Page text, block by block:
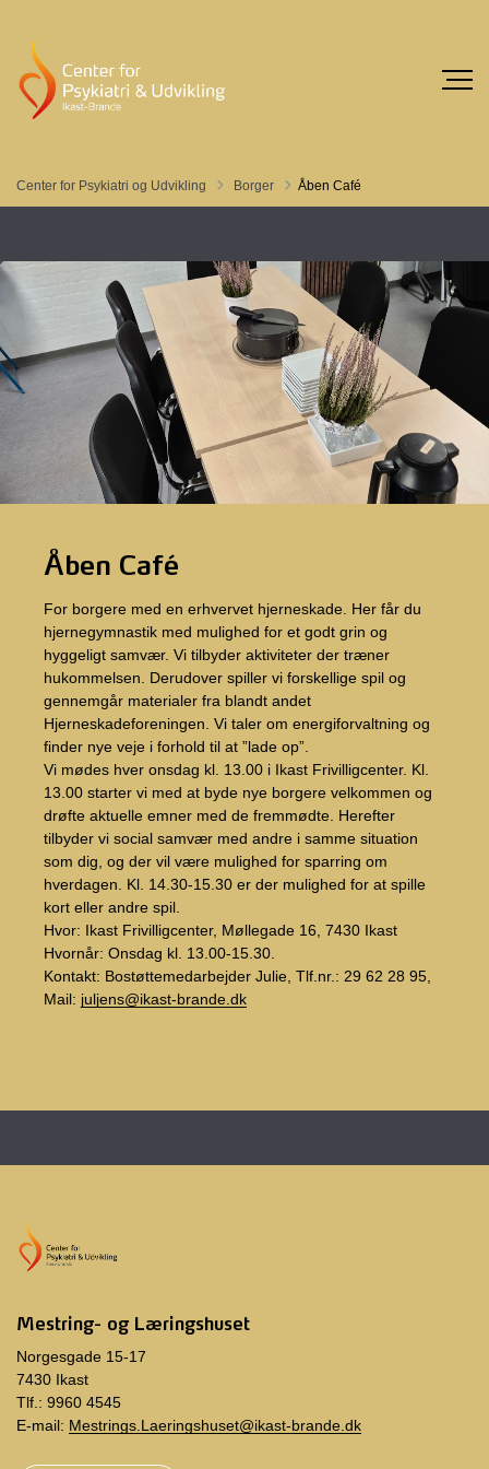
Center for Psykiatri og Udvikling Tilbage til
Borger Åben Café
Åben Café
For borgere med en erhvervet hjerneskade. Her får du
hjernegymnastik med mulighed for et godt grin og
hyggeligt samvær. Vi tilbyder aktiviteter der træner
hukommelsen. Derudover spiller vi forskellige spil og
gennemgår materialer fra blandt andet
Hjerneskadeforeningen. Vi taler om energiforvaltning og
finder nye veje i forhold til at ”lade op”.
Vi mødes hver onsdag kl. 13.00 i Ikast Frivilligcenter. Kl.
13.00 starter vi med at byde nye borgere velkommen og
drøfte aktuelle emner med de fremmødte. Herefter
tilbyder vi social samvær med andre i samme situation
som dig, og der vil være mulighed for sparring om
hverdagen. Kl. 14.30-15.30 er der mulighed for at spille
kort eller andre spil.
Hvor: Ikast Frivilligcenter, Møllegade 16, 7430 Ikast
Hvornår: Onsdag kl. 13.00-15.30.
Kontakt: Bostøttemedarbejder Julie, Tlf.nr.: 29 62 28 95,
Mail: juljens@ikast-brande.dk
Mestring- og Læringshuset
Norgesgade 15-17
7430 Ikast
Tlf.: 9960 4545
E-mail: Mestrings.Laeringshuset@ikast-brande.dk